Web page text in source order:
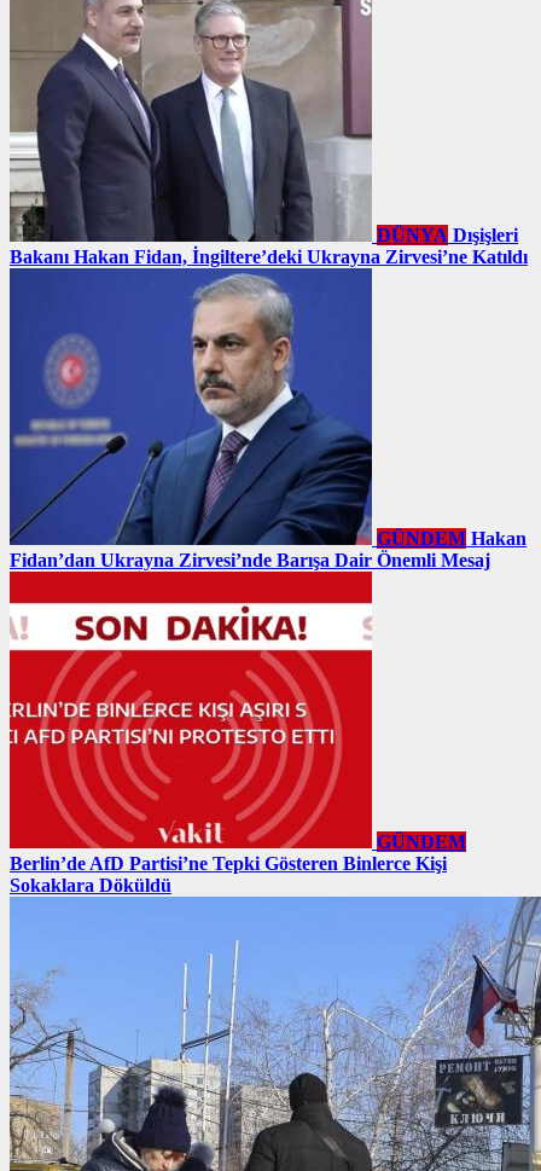
DÜNYA Dışişleri
Bakanı Hakan Fidan, İngiltere’deki Ukrayna Zirvesi’ne Katıldı
GÜNDEM Hakan
Fidan’dan Ukrayna Zirvesi’nde Barışa Dair Önemli Mesaj
GÜNDEM
Berlin’de AfD Partisi’ne Tepki Gösteren Binlerce Kişi
Sokaklara Döküldü